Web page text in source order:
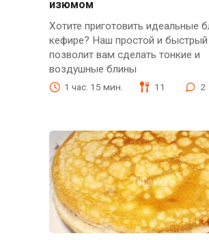
изюмом
Хотите приготовить идеальные
кефире? Наш простой и быстрый
позволит вам сделать тонкие и
воздушные блины
1 час. 15 мин. 11 2